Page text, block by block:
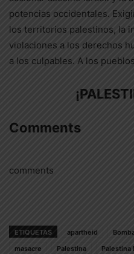
potencias occidentales.
los territorios palestinos, la
violaciones a los derechos
a los culpables. A los
Comments
comments
ETIQUETAS apartheid
masacre
Palestina Palestina